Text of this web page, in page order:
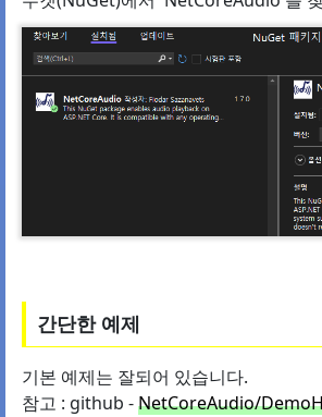
간단한 예제
기본 예제는 잘되어 있습니다.
참고 : github -NetCoreAudio/